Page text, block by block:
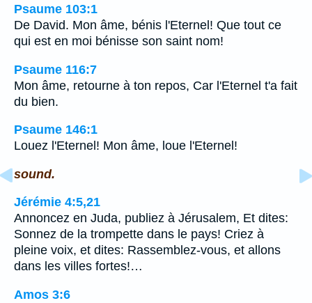
Psaume 103:1
De David. Mon âme, bénis l'Eternel! Que tout ce
qui est en moi bénisse son saint nom!
Psaume 116:7
Mon âme, retourne à ton repos, Car l'Eternel t'a fait
du bien.
Psaume 146:1
Louez l'Eternel! Mon âme, loue l'Eternel!
sound.
Jérémie 4:5,21
Annoncez en Juda, publiez à Jérusalem, Et dites:
Sonnez de la trompette dans le pays! Criez à
pleine voix, et dites: Rassemblez-vous, et allons
dans les villes fortes!…
Amos 3:6